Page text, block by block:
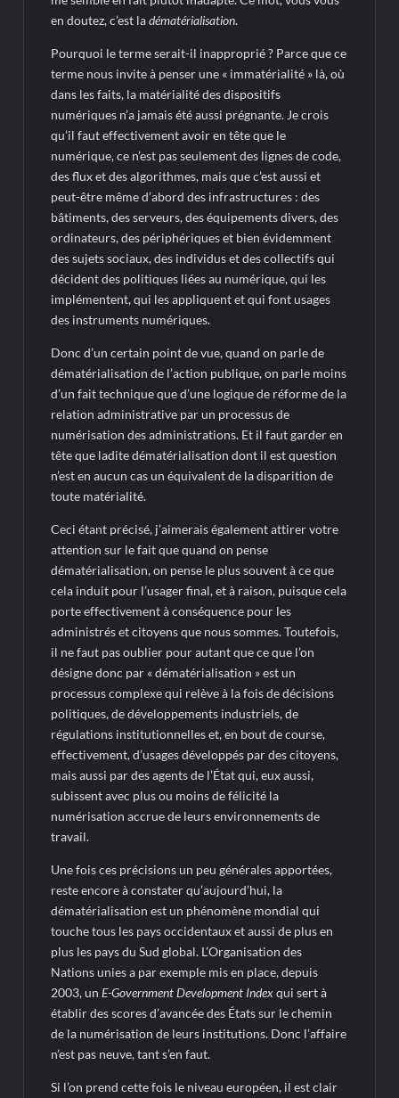
en doutez, c’est ladématérialisation.
Pourquoi le terme serait-il inapproprié ? Parce que ce
terme nous invite à penser une « immatérialité » là, où
dans les faits, la matérialité des dispositifs
numériques n’a jamais été aussi prégnante. Je crois
qu’il faut effectivement avoir en tête que le
numérique, ce n’est pas seulement des lignes de code,
des flux et des algorithmes, mais que c’est aussi et
peut-être même d’abord des infrastructures : des
bâtiments, des serveurs, des équipements divers, des
ordinateurs, des périphériques et bien évidemment
des sujets sociaux, des individus et des collectifs qui
décident des politiques liées au numérique, qui les
implémentent, qui les appliquent et qui font usages
des instruments numériques.
Donc d’un certain point de vue, quand on parle de
dématérialisation de l’action publique, on parle moins
d’un fait technique que d’une logique de réforme de la
relation administrative par un processus de
numérisation des administrations. Et il faut garder en
tête que ladite dématérialisation dont il est question
n’est en aucun cas un équivalent de la disparition de
toute matérialité.
Ceci étant précisé, j’aimerais également attirer votre
attention sur le fait que quand on pense
dématérialisation, on pense le plus souvent à ce que
cela induit pour l’usager final, et à raison, puisque cela
porte effectivement à conséquence pour les
administrés et citoyens que nous sommes. Toutefois,
il ne faut pas oublier pour autant que ce que l’on
désigne donc par « dématérialisation » est un
processus complexe qui relève à la fois de décisions
politiques, de développements industriels, de
régulations institutionnelles et, en bout de course,
effectivement, d’usages développés par des citoyens,
mais aussi par des agents de l’État qui, eux aussi,
subissent avec plus ou moins de félicité la
numérisation accrue de leurs environnements de
travail.
Une fois ces précisions un peu générales apportées,
reste encore à constater qu’aujourd’hui, la
dématérialisation est un phénomène mondial qui
touche tous les pays occidentaux et aussi de plus en
plus les pays du Sud global. L’Organisation des
Nations unies a par exemple mis en place, depuis
2003, unE-Government Development Indexqui sert à
établir des scores d’avancée des États sur le chemin
de la numérisation de leurs institutions. Donc l’affaire
n’est pas neuve, tant s’en faut.
Si l’on prend cette fois le niveau européen, il est clair